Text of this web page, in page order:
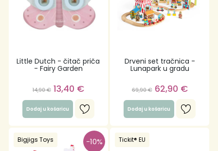
Little Dutch - čitač priča
- Fairy Garden
14,90€ 13,40 €
Dodaj u košaricu
Drveni set tračnica -
Lunapark u gradu
69,90€ 62,90 €
Dodaj u košaricu
Bigjigs Toys -10% Tickit® EU